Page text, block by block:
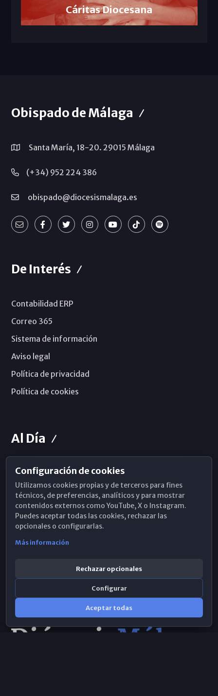
Cáritas Diocesana
Obispado de Málaga
Santa María, 18-20. 29015 Málaga
(+34) 952 224 386
obispado@diocesismalaga.es
De Interés
Contabilidad ERP
Correo 365
Sistema de información
Aviso legal
Política de privacidad
Política de cookies
Al Día
Horarios de Misa
Hemeroteca
WhatsApp
Configuración de cookies
Utilizamos cookies propias y de terceros para fines
técnicos, de preferencias, analíticos y para mostrar
contenidos externos como YouTube, X o Instagram.
Puedes aceptar todas las cookies, rechazar las
opcionales o configurarlas.
Más información
Rechazar opcionales
Configurar
Aceptar todas